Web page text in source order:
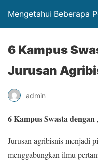
Mengetahui Beberapa
6 Kampus
Jurusan
admin
6 Kampus Swasta
Jurusan agribisnis menjadi
menggabungkan ilmu